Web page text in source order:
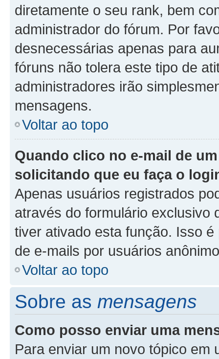
diretamente o seu rank, bem
administrador do fórum. Por
desnecessárias apenas para
fóruns não tolera este tipo de
administradores irão
mensagens.
Voltar ao topo
Quando clico no e-mail de
solicitando que eu faça o
Apenas usuários registrados
através do formulário exclusivo
tiver ativado esta função. Isso
de e-mails por usuários
Voltar ao topo
Sobre as mensagens
Como posso enviar uma
Para enviar um novo tópico em